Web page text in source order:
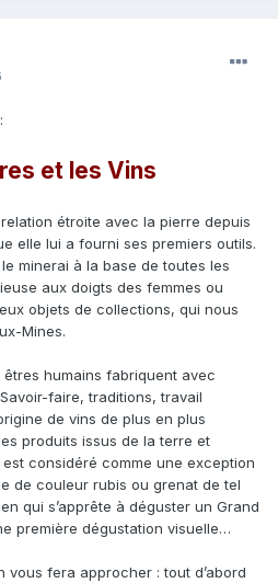
et les Vins
étroite avec la pierre depuis
elle lui a fourni ses premiers outils.
minerai à la base de toutes les
aux doigts des femmes ou
objets de collections, qui nous
Mines.
humains fabriquent avec
faire, traditions, travail
de vins de plus en plus
produits issus de la terre et
considéré comme une exception
de couleur rubis ou grenat de tel
qui s’apprête à déguster un Grand
première dégustation visuelle…
vous fera approcher : tout d’abord